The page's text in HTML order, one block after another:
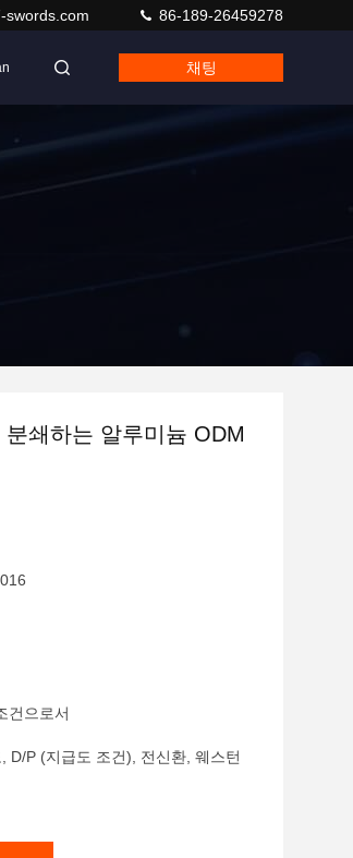
swords.com 86-189-26459278
채팅
쇄하는 알루미늄 ODM
건으로서
D/P (지급도 조건), 전신환, 웨스턴